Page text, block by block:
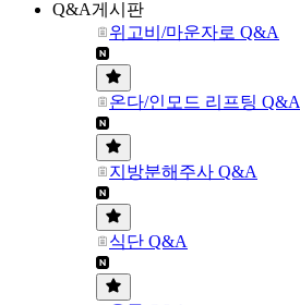
Q&A게시판
위고비/마운자로 Q&A
온다/인모드 리프팅 Q&A
지방분해주사 Q&A
식단 Q&A